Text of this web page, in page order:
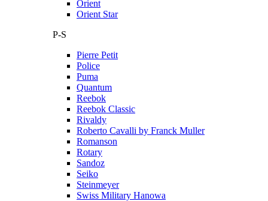
Orient
Orient Star
P-S
Pierre Petit
Police
Puma
Quantum
Reebok
Reebok Classic
Rivaldy
Roberto Cavalli by Franck Muller
Romanson
Rotary
Sandoz
Seiko
Steinmeyer
Swiss Military Hanowa